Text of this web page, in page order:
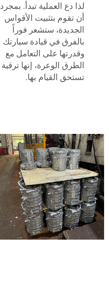
لذا دع العملية تبدأ. بمجرد
أن تقوم بتثبيت الأقواس
الجديدة، ستشعر فوراً
بالفرق في قيادة سيارتك
وقدرتها على التعامل مع
الطرق الوعرة، إنها ترقية
تستحق القيام بها.